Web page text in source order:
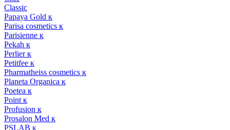
Classic
Papaya Gold к
Parisa cosmetics к
Parisienne к
Pekah к
Perlier к
Petitfee к
Pharmatheiss cosmetics к
Planeta Organica к
Poetea к
Point к
Profusion к
Prosalon Med к
PSLAB к